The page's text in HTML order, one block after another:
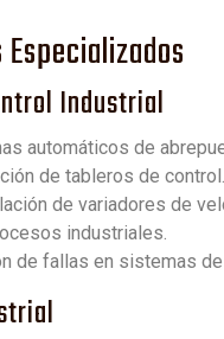
Industrial
automáticos de
de tableros de control.
de variadores de
industriales.
de fallas en sistemas